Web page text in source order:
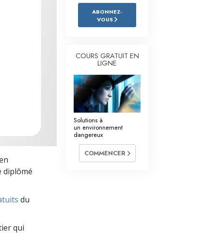
L’échelle des tons émotionnels
Réponses aux drogues
Des outils pour le monde du travail
L’éthique et les conditions
La raison de l’oppression
Les investigations
Les fondements de l’organisation
Les fondements des relations publiques
diplômé
du
qui
ABONNEZ-
VOUS
COURS GRATUIT EN
LIGNE
Solutions à
un environnement
dangereux
COMMENCER